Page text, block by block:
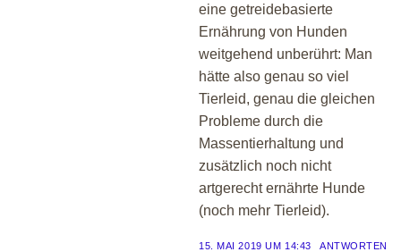
eine getreidebasierte
Ernährung von Hunden
weitgehend unberührt: Man
hätte also genau so viel
Tierleid, genau die gleichen
Probleme durch die
Massentierhaltung und
zusätzlich noch nicht
artgerecht ernährte Hunde
(noch mehr Tierleid).
15. MAI 2019 UM 14:43 ANTWORTEN